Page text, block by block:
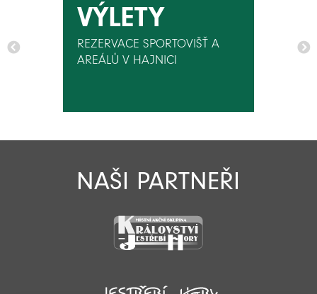
VÝLETY
REZERVACE SPORTOVIŠŤ A
AREÁLŮ V HAJNICI
NAŠI PARTNEŘI